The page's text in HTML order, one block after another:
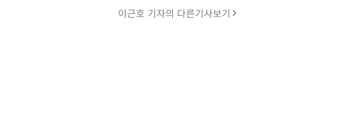
이근호 기자의 다른기사보기